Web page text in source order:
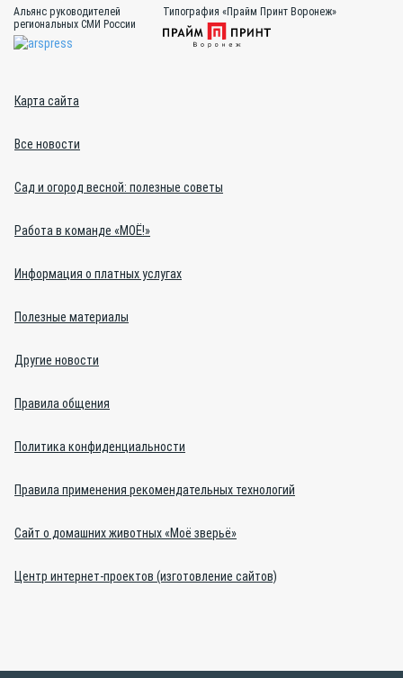
Альянс руководителей
региональных СМИ России
Типография «Прайм Принт Воронеж»
Карта сайта
Все новости
Сад и огород весной: полезные советы
Работа в команде «МОЁ!»
Информация о платных услугах
Полезные материалы
Другие новости
Правила общения
Политика конфиденциальности
Правила применения рекомендательных технологий
Сайт о домашних животных «Моё зверьё»
Центр интернет-проектов (изготовление сайтов)